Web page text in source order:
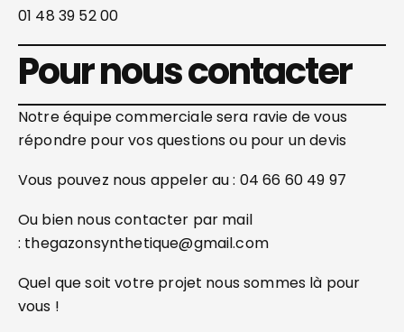
01 48 39 52 00
Pour nous contacter
Notre équipe commerciale sera ravie de vous
répondre pour vos questions ou pour un devis
Vous pouvez nous appeler au : 04 66 60 49 97
Ou bien nous contacter par mail
: thegazonsynthetique@gmail.com
Quel que soit votre projet nous sommes là pour
vous !